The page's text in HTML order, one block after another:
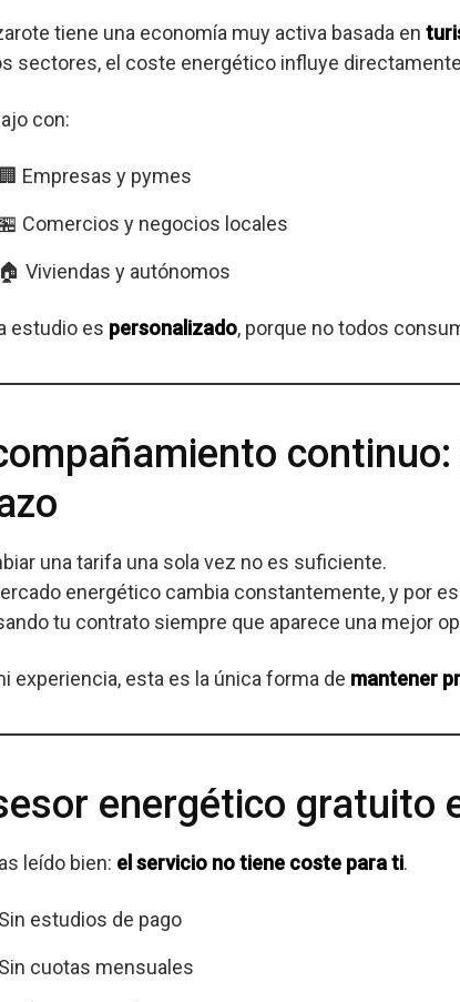
tiene una economía muy activa basada en
sectores, el coste energético influye
con:
🏢 Empresas y pymes
🏪 Comercios y negocios locales
🏠 Viviendas y autónomos
estudio es personalizado, porque no todos
una tarifa una sola vez no es suficiente.
energético cambia constantemente, y por
tu contrato siempre que aparece una mejor
experiencia, esta es la única forma de mantener
energético gratuito
leído bien: el servicio no tiene coste para ti.
Sin estudios de pago
Sin cuotas mensuales